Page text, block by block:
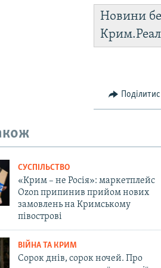
Новини
СУСПІЛЬСТВО
«Крим – не Росія»: маркетплейс
Ozon припинив прийом нових
замовлень на Кримському
півострові
ВІЙНА ТА КРИМ
Сорок днів, сорок ночей. Про